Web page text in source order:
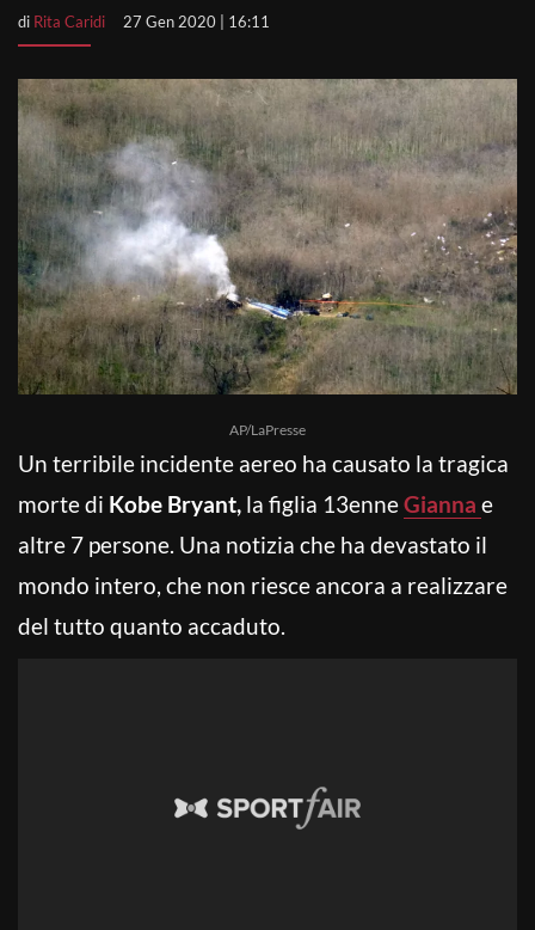
di Rita Caridi 27 Gen 2020 | 16:11
AP/LaPresse
Un terribile incidente aereo ha causato la tragica
morte di Kobe Bryant, la figlia 13enneGianna e
altre 7 persone. Una notizia che ha devastato il
mondo intero, che non riesce ancora a realizzare
del tutto quanto accaduto.